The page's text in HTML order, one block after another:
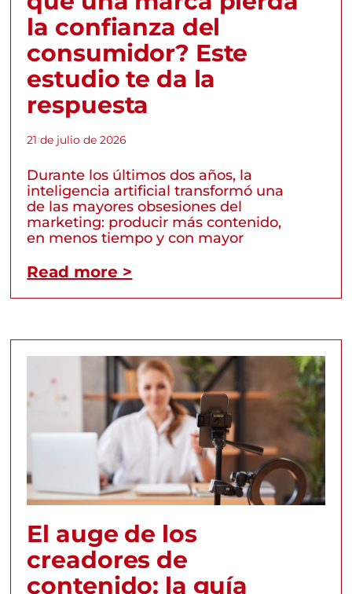
la confianza del
consumidor? Este
estudio te da la
respuesta
21 de julio de 2026
Durante los últimos dos años, la
inteligencia artificial transformó una
de las mayores obsesiones del
marketing: producir más contenido,
en menos tiempo y con mayor
Read more >
El auge de los
creadores de
contenido: la guía